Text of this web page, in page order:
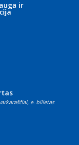
ir
e. bilietas